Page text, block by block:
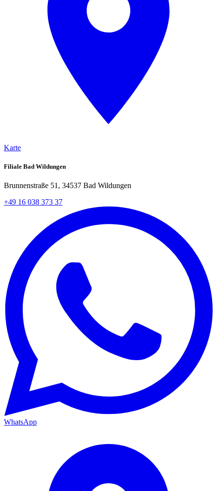
Karte
Filiale Bad Wildungen
Brunnenstraße 51, 34537 Bad Wildungen
+49 16 038 373 37
WhatsApp